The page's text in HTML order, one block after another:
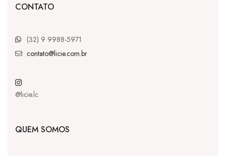
CONTATO
(32) 9 9988-5971
contato@licie.com.br
@licie.lc
QUEM SOMOS